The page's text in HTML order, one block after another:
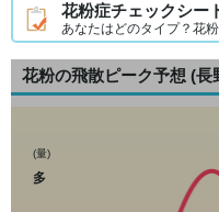
花粉症チェックシー
あなたはどのタイプ？花
花粉の飛散ピーク予想 (長
(量)
多